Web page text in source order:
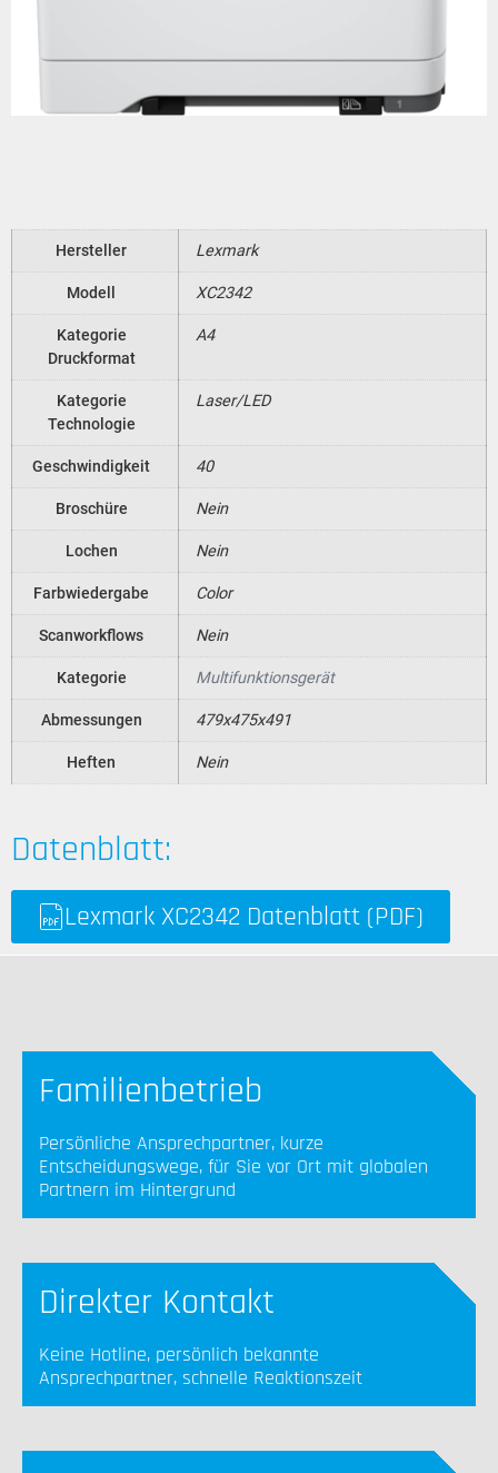
Hersteller Lexmark
Modell XC2342
Kategorie
Druckformat
A4
Kategorie
Technologie
Laser/LED
Geschwindigkeit 40
Broschüre Nein
Lochen Nein
Farbwiedergabe Color
Scanworkflows Nein
Kategorie Multifunktionsgerät
Abmessungen 479x475x491
Heften Nein
Datenblatt:
Lexmark XC2342 Datenblatt (PDF)
Familienbetrieb
Persönliche Ansprechpartner, kurze
Entscheidungswege, für Sie vor Ort mit globalen
Partnern im Hintergrund
Direkter Kontakt
Keine Hotline, persönlich bekannte
Ansprechpartner, schnelle Reaktionszeit